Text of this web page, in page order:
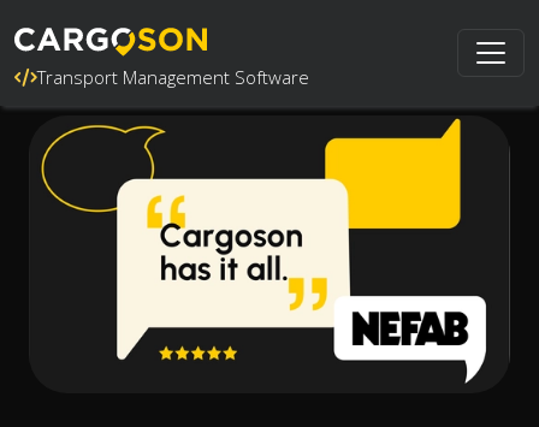
Transport Management Software